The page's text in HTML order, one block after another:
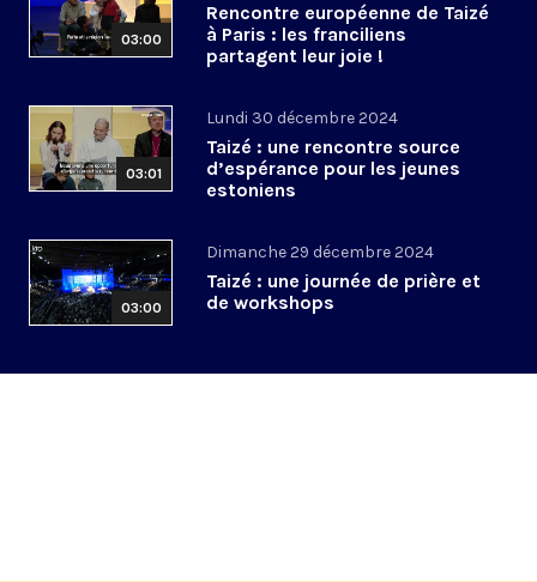
03:00
Rencontre européenne de Taizé
à Paris : les franciliens
partagent leur joie !
03:01
Lundi 30 décembre 2024
Taizé : une rencontre source
d’espérance pour les jeunes
estoniens
03:00
Dimanche 29 décembre 2024
Taizé : une journée de prière et
de workshops